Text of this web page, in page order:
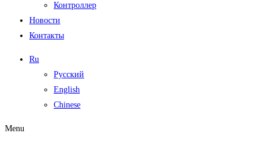
Контроллер
Новости
Контакты
Ru
Русский
English
Chinese
Menu